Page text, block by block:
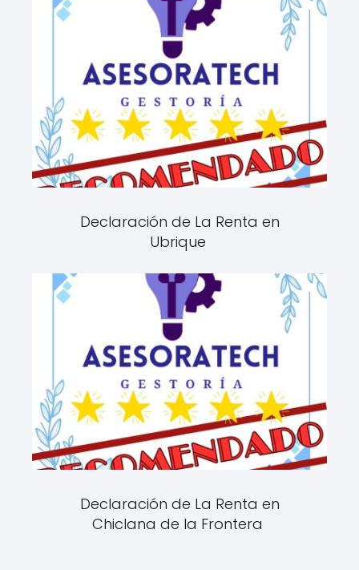
Declaración de La Renta en
Ubrique
Declaración de La Renta en
Chiclana de la Frontera